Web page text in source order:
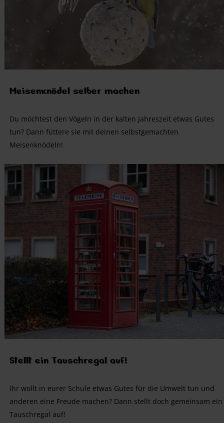
Meisenknödel selber machen
Du möchtest den Vögeln in der kalten Jahreszeit etwas Gutes
tun? Dann füttere sie mit deinen selbstgemachten
Meisenknödeln!
Stellt ein Tauschregal auf!
Ihr wollt in eurer Schule etwas Gutes für die Umwelt tun und
anderen eine Freude machen? Dann stellt doch gemeinsam ein
Tauschregal auf!